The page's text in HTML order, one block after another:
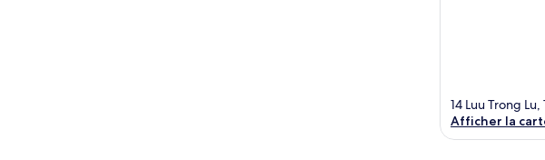
14 Luu Trong
Afficher la